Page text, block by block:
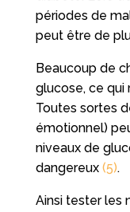
périodes de
peut être de
Beaucoup de
glucose, ce qui
Toutes sortes
émotionnel)
niveaux de
dangereux (5).
Ainsi tester les